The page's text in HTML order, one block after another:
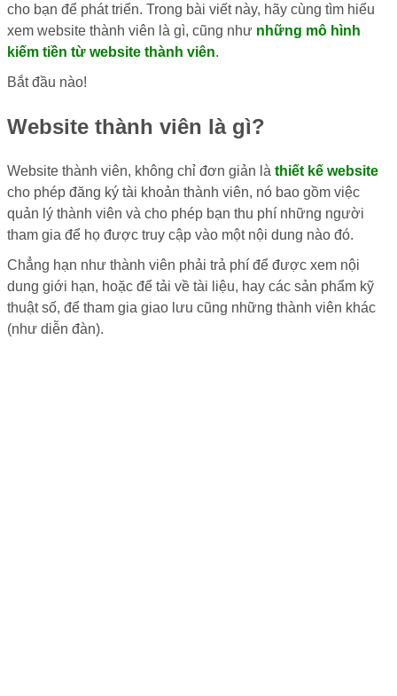
cho bạn để phát triển. Trong bài viết này, hãy cùng tìm hiểu
xem website thành viên là gì, cũng như những mô hình
kiếm tiền từ website thành viên.
Bắt đầu nào!
Website thành viên là gì?
Website thành viên, không chỉ đơn giản là thiết kế website
cho phép đăng ký tài khoản thành viên, nó bao gồm việc
quản lý thành viên và cho phép bạn thu phí những người
tham gia để họ được truy cập vào một nội dung nào đó.
Chẳng hạn như thành viên phải trả phí để được xem nội
dung giới hạn, hoặc để tải về tài liệu, hay các sản phẩm kỹ
thuật số, để tham gia giao lưu cũng những thành viên khác
(như diễn đàn).